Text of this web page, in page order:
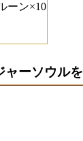
ーン×10
ャーソウル